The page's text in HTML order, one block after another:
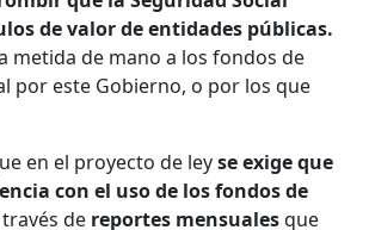
de valor de entidades públicas.
metida de mano a los fondos de
por este Gobierno, o por los que
en el proyecto de leyse exige que
con el uso de los fondos de
través de reportes mensualesque